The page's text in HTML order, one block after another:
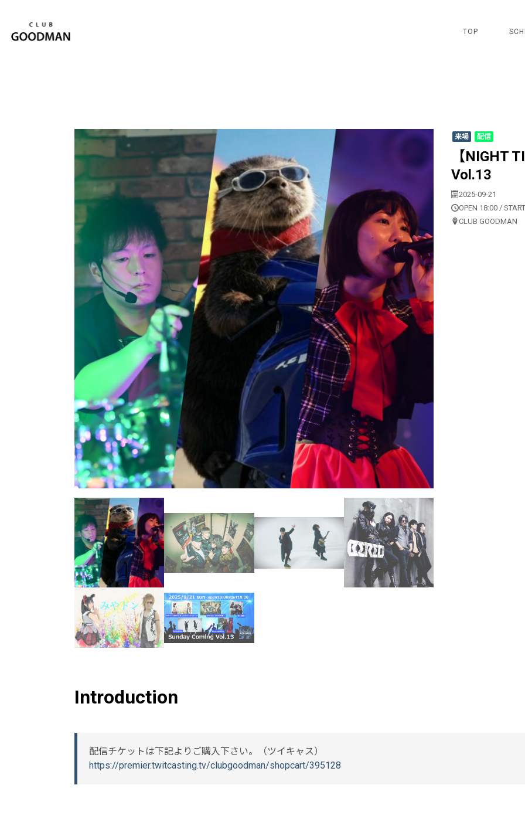
TOP
来場 配信
【NIGHT
Vol.13
2025-09-21
OPEN 18:00 /
CLUB GOODMAN
Introduction
配信チケットは下記よりご購入下さい。（ツイキャス）
https://premier.twitcasting.tv/clubgoodman/shopcart/395128